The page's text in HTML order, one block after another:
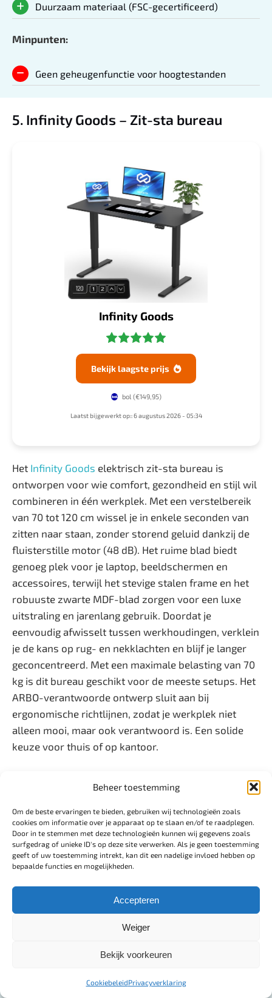
Beheer toestemming
Om de beste ervaringen te bieden, gebruiken wij technologieën zoals
cookies om informatie over je apparaat op te slaan en/of te raadplegen.
Door in te stemmen met deze technologieën kunnen wij gegevens zoals
surfgedrag of unieke ID's op deze site verwerken. Als je geen toestemming
geeft of uw toestemming intrekt, kan dit een nadelige invloed hebben op
bepaalde functies en mogelijkheden.
Accepteren
Weiger
Bekijk voorkeuren
CookiebeleidPrivacyverklaring
Duurzaam materiaal (FSC-gecertificeerd)
Minpunten:
Geen geheugenfunctie voor hoogtestanden
5. Infinity Goods – Zit-sta bureau
Infinity Goods
Bekijk laagste prijs 
bol (€149,95)
Laatst bijgewerkt op:: 6 augustus 2026 - 05:34
Het Infinity Goods elektrisch zit-sta bureau is
ontworpen voor wie comfort, gezondheid en stijl wil
combineren in één werkplek. Met een verstelbereik
van 70 tot 120 cm wissel je in enkele seconden van
zitten naar staan, zonder storend geluid dankzij de
fluisterstille motor (48 dB). Het ruime blad biedt
genoeg plek voor je laptop, beeldschermen en
accessoires, terwijl het stevige stalen frame en het
robuuste zwarte MDF-blad zorgen voor een luxe
uitstraling en jarenlang gebruik. Doordat je
eenvoudig afwisselt tussen werkhoudingen, verklein
je de kans op rug- en nekklachten en blijf je langer
geconcentreerd. Met een maximale belasting van 70
kg is dit bureau geschikt voor de meeste setups. Het
ARBO-verantwoorde ontwerp sluit aan bij
ergonomische richtlijnen, zodat je werkplek niet
alleen mooi, maar ook verantwoord is. Een solide
keuze voor thuis of op kantoor.
Hoogte elektrisch verstelbaar (70–120 cm)
Stil in gebruik (48 dB)
Stevig zwart stalen frame en MDF-blad
ARBO-verantwoord ontwerp
Geen geheugenfunctie voor hoogte-instellingen